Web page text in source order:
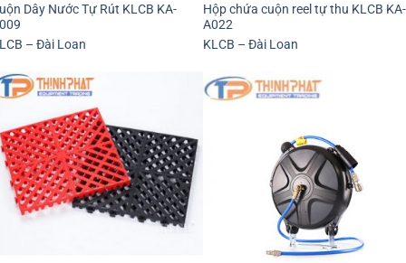
Dây Nước Tự Rút KLCB KA-
– Đài Loan
Hộp chứa cuộn reel tự thu KLCB KA-
A022
KLCB – Đài Loan